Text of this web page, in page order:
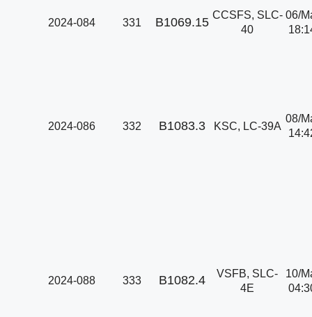
2024-084 331 B1069.15
CCSFS, SLC-
40
06/
2024-086 332 B1083.3 KSC, LC-39A
08/
2024-088 333 B1082.4
VSFB, SLC-
4E
10/